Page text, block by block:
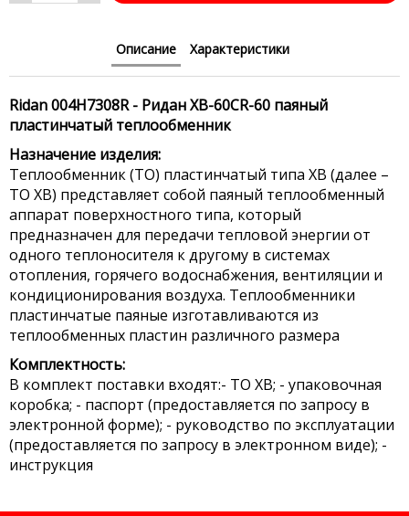
Описание Характеристики
Ridan 004H7308R - Ридан XB-60CR-60 паяный
пластинчатый теплообменник
Назначение изделия:
Теплообменник (ТО) пластинчатый типа XB (далее –
ТО XB) представляет собой паяный теплообменный
аппарат поверхностного типа, который
предназначен для передачи тепловой энергии от
одного теплоносителя к другому в системах
отопления, горячего водоснабжения, вентиляции и
кондиционирования воздуха. Теплообменники
пластинчатые паяные изготавливаются из
теплообменных пластин различного размера
Комплектность:
В комплект поставки входят:- ТО XB; - упаковочная
коробка; - паспорт (предоставляется по запросу в
электронной форме); - руководство по эксплуатации
(предоставляется по запросу в электронном виде); -
инструкция